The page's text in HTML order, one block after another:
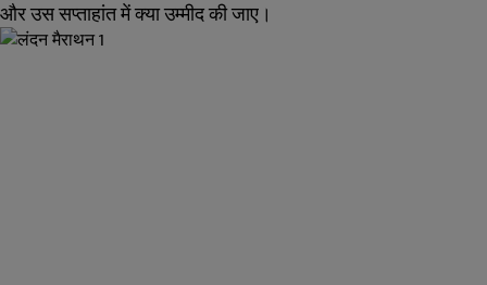
और उस सप्ताहांत में क्या उम्मीद की जाए।